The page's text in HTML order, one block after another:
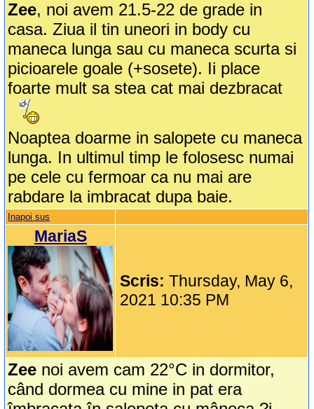
Zee, noi avem 21.5-22 de grade in
casa. Ziua il tin uneori in body cu
maneca lunga sau cu maneca scurta si
picioarele goale (+sosete). Ii place
foarte mult sa stea cat mai dezbracat
Noaptea doarme in salopete cu maneca
lunga. In ultimul timp le folosesc numai
pe cele cu fermoar ca nu mai are
rabdare la imbracat dupa baie.
Inapoi sus
MariaS
Scris:Thursday, May 6,
2021 10:35 PM
Zee noi avem cam 22°C in dormitor,
când dormea cu mine in pat era